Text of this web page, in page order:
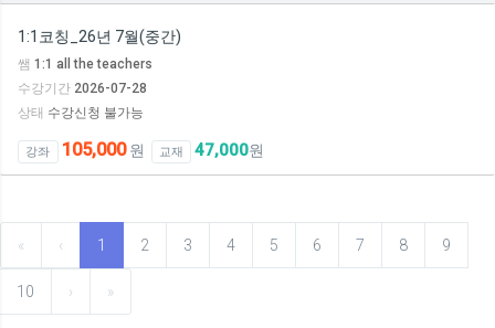
1:1코칭_26년 7월(중간)
쌤 1:1 all the teachers
수강기간 2026-07-28
상태 수강신청 불가능
강좌 105,000원 교재 47,000원
« ‹ 1 2 3 4 5 6 7 8 9
10 › »